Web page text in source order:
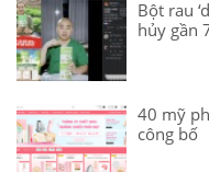
Bột rau
hủy gần
40 mỹ
công bố